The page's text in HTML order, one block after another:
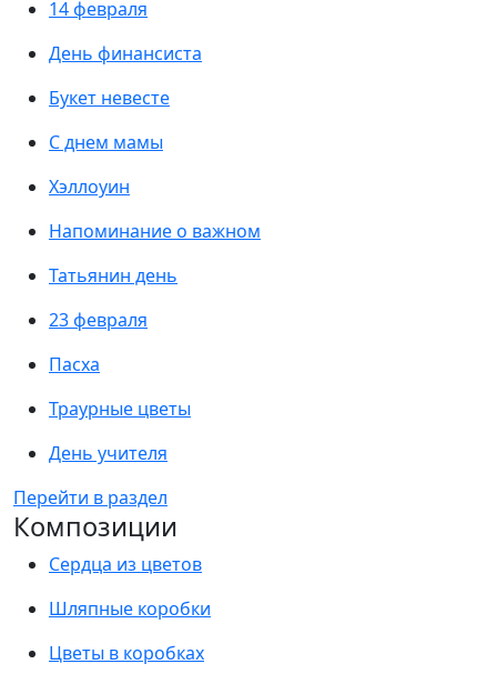
14 февраля
День финансиста
Букет невесте
С днем мамы
Хэллоуин
Напоминание о важном
Татьянин день
23 февраля
Пасха
Траурные цветы
День учителя
Перейти в раздел
Композиции
Сердца из цветов
Шляпные коробки
Цветы в коробках